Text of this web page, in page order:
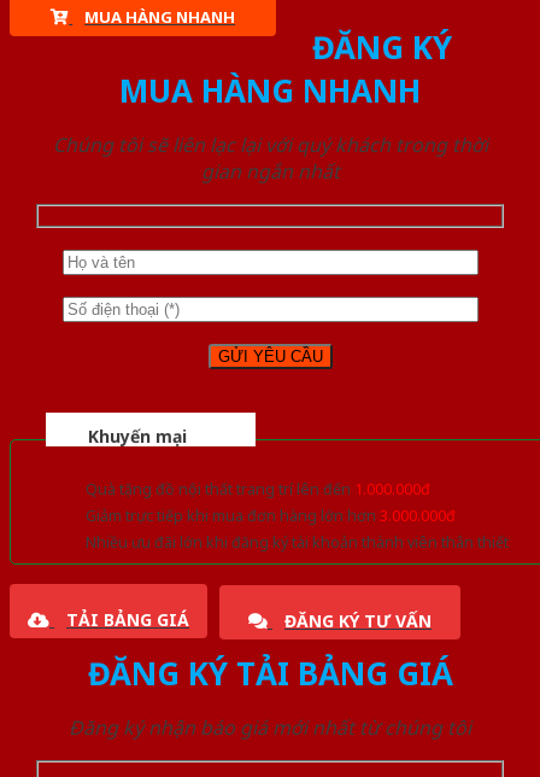
MUA HÀNG NHANH
ĐĂNG KÝ
MUA HÀNG NHANH
Chúng tôi sẽ liên lạc lại với quý khách trong thời
gian ngắn nhất
Khuyến mại
Quà tặng đồ nội thất trang trí lên đến 1.000.000đ
Giảm trực tiếp khi mua đơn hàng lớn hơn 3.000.000đ
Nhiều ưu đãi lớn khi đăng ký tài khoản thành viên thân thiết
TẢI BẢNG GIÁ ĐĂNG KÝ TƯ VẤN
ĐĂNG KÝ TẢI BẢNG GIÁ
Đăng ký nhận báo giá mới nhất từ chúng tôi